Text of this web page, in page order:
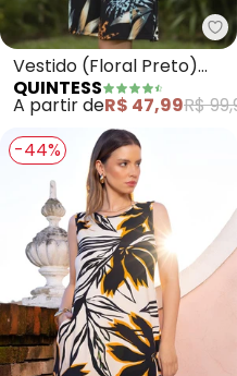
Vestido (Floral Preto)
com Bolsos e Mangas
Curtas
QUINTESS
A partir deR$ 47,99R$
-44%